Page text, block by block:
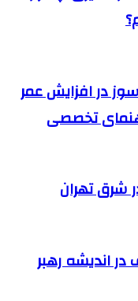
در افزایش عمر
تخصصی
شرق تهران
در اندیشه رهبر